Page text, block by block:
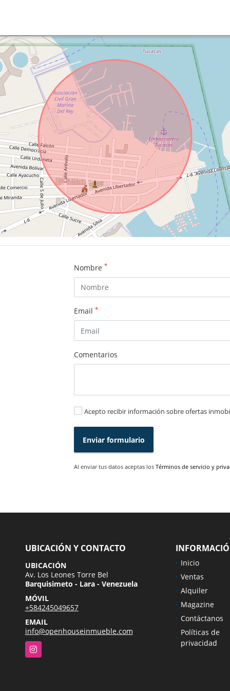
Nombre *
Email *
Comentarios
Acepto recibir información sobre ofertas
Enviar formulario
Al enviar tus datos aceptas los Términos de servicio y
UBICACIÓN Y CONTACTO
UBICACIÓN
Av. Los Leones Torre Bel
Barquisimeto - Lara - Venezuela
MÓVIL
+584245049657
EMAIL
info@openhouseinmueble.com
Instagram
Inicio
Ventas
Alquiler
Magazine
Contáctanos
Políticas de
privacidad